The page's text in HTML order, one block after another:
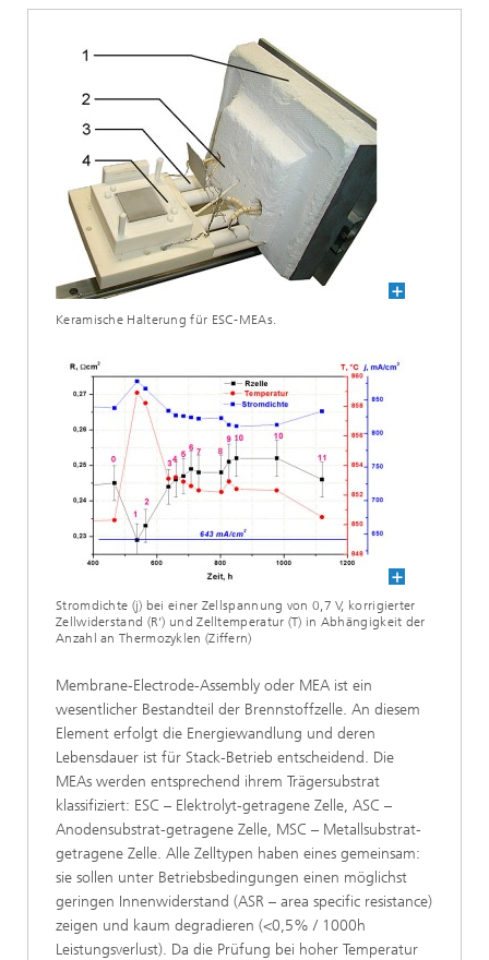
Keramische Halterung für ESC-MEAs.
Stromdichte (j) bei einer Zellspannung von 0,7 V, korrigierter
Zellwiderstand (R’) und Zelltemperatur (T) in Abhängigkeit der
Anzahl an Thermozyklen (Ziffern)
Membrane-Electrode-Assembly oder MEA ist ein
wesentlicher Bestandteil der Brennstoffzelle. An diesem
Element erfolgt die Energiewandlung und deren
Lebensdauer ist für Stack-Betrieb entscheidend. Die
MEAs werden entsprechend ihrem Trägersubstrat
klassifiziert: ESC – Elektrolyt-getragene Zelle, ASC –
Anodensubstrat-getragene Zelle, MSC – Metallsubstrat-
getragene Zelle. Alle Zelltypen haben eines gemeinsam:
sie sollen unter Betriebsbedingungen einen möglichst
geringen Innenwiderstand (ASR – area specific resistance)
zeigen und kaum degradieren (<0,5% / 1000h
Leistungsverlust). Da die Prüfung bei hoher Temperatur